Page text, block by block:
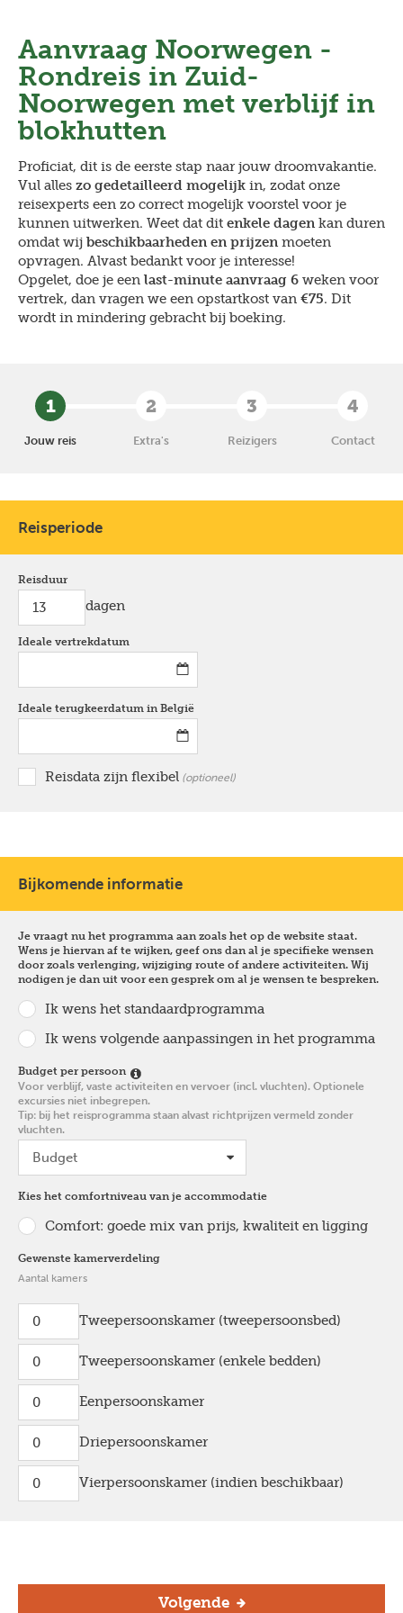
naar
inhoud
gaan
Aanvraag Noorwegen -
Rondreis in Zuid-
Noorwegen met verblijf in
blokhutten
Proficiat, dit is de eerste stap naar jouw droomvakantie.
Vul alles zo gedetailleerd mogelijk in, zodat onze
reisexperts een zo correct mogelijk voorstel voor je
kunnen uitwerken. Weet dat dit enkele dagen kan duren
omdat wij beschikbaarheden en prijzen moeten
opvragen. Alvast bedankt voor je interesse!
Opgelet, doe je een last-minute aanvraag 6 weken voor
vertrek, dan vragen we een opstartkost van €75. Dit
wordt in mindering gebracht bij boeking.
1
Jouw reis
2
Extra's
3
Reizigers
4
Contact
Reisperiode
Reisduur
dagen
Ideale vertrekdatum
Ideale terugkeerdatum in België
Reisdata zijn flexibel optioneel
Bijkomende informatie
Je vraagt nu het programma aan zoals het op de website staat.
Wens je hiervan af te wijken, geef ons dan al je specifieke wensen
door zoals verlenging, wijziging route of andere activiteiten. Wij
nodigen je dan uit voor een gesprek om al je wensen te bespreken.
Ik wens het standaardprogramma
Ik wens volgende aanpassingen in het programma
Budget per persoon
Voor verblijf, vaste activiteiten en vervoer (incl. vluchten). Optionele
excursies niet inbegrepen.
Tip: bij het reisprogramma staan alvast richtprijzen vermeld zonder
vluchten.
Kies het comfortniveau van je accommodatie
Comfort: goede mix van prijs, kwaliteit en ligging
Gewenste kamerverdeling
Aantal kamers
Tweepersoonskamer (tweepersoonsbed)
Tweepersoonskamer (enkele bedden)
Eenpersoonskamer
Driepersoonskamer
Vierpersoonskamer (indien beschikbaar)
Volgende